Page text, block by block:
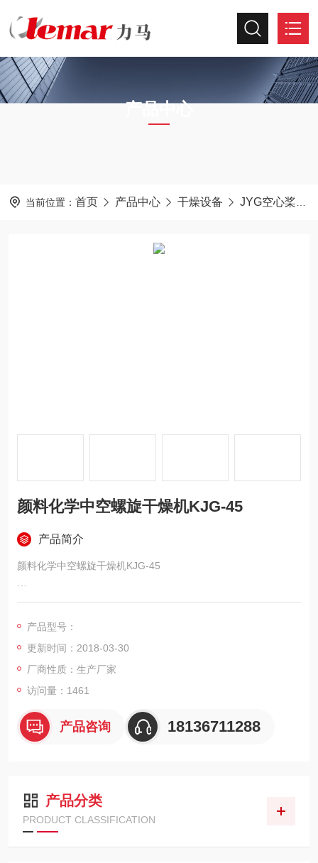
产品中心
当前位置： 首页 产品中心 干燥设备 JYG空心桨叶干燥机
颜料化学中空螺旋干燥机KJG-45
产品简介
颜料化学中空螺旋干燥机KJG-45
中空螺旋干燥机采购技术要求
1、干燥物料：颜料化学DATA（可提供样品）
物料干燥要求： 物料初始含水58%-60%，干燥后含水率28-30%
产品型号：
更新时间：2018-03-30
厂商性质：生产厂家
访问量：1461
产品咨询 18136711288
产品分类
PRODUCT CLASSIFICATION